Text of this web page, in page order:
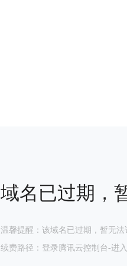
域名已过期，
温馨提醒：该域名已过期，暂无
续费路径：登录腾讯云控制台-进